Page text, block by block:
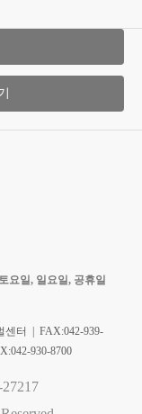
토요일, 일요일, 공휴일
센터 | FAX:042-939-
930-8700